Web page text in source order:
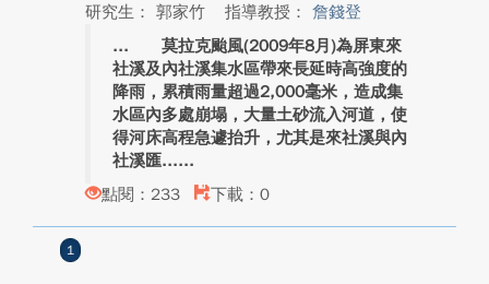
研究生： 郭家竹
指導教授： 詹錢登
莫拉克颱風(2009年8月)為屏東來
社溪及內社溪集水區帶來長延時高強度的
降雨，累積雨量超過2,000毫米，造成集
水區內多處崩塌，大量土砂流入河道，使
得河床高程急遽抬升，尤其是來社溪與內
社溪匯...
點閱：233
下載：0
1